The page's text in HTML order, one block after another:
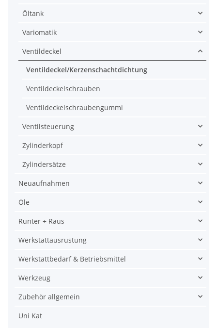
Öltank
Variomatik
Ventildeckel
Ventildeckel/Kerzenschachtdichtung
Ventildeckelschrauben
Ventildeckelschraubengummi
Ventilsteuerung
Zylinderkopf
Zylindersätze
Neuaufnahmen
Öle
Runter + Raus
Werkstattausrüstung
Werkstattbedarf & Betriebsmittel
Werkzeug
Zubehör allgemein
Uni Kat